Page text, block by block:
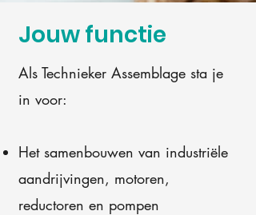
Jouw functie
Als Technieker Assemblage sta je
in voor:
Het samenbouwen van industriële
aandrijvingen, motoren,
reductoren en pompen